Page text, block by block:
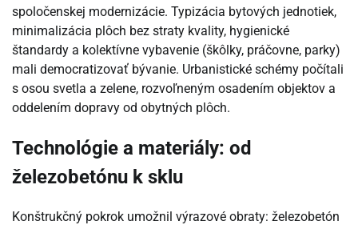
spoločenskej modernizácie. Typizácia bytových jednotiek,
minimalizácia plôch bez straty kvality, hygienické
štandardy a kolektívne vybavenie (škôlky, práčovne, parky)
mali democratizovať bývanie. Urbanistické schémy počítali
s osou svetla a zelene, rozvoľneným osadením objektov a
oddelením dopravy od obytných plôch.
Technológie a materiály: od
železobetónu k sklu
Konštrukčný pokrok umožnil výrazové obraty: železobetón